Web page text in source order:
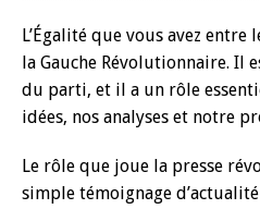
L’Égalité que vous avez
la Gauche Révolutionnaire. Il
du parti, et il a un rôle
idées, nos analyses et notre
Le rôle que joue la presse
simple témoignage